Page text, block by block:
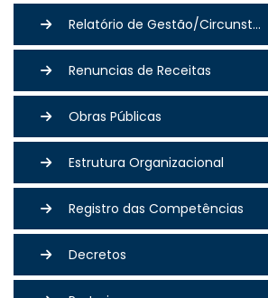
Relatório de Gestão/Circunst...
Renuncias de Receitas
Obras Públicas
Estrutura Organizacional
Registro das Competências
Decretos